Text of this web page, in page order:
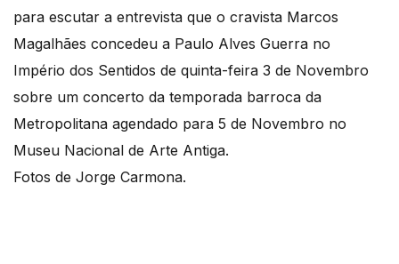
para escutar a entrevista que o cravista Marcos
Magalhães concedeu a Paulo Alves Guerra no
Império dos Sentidos de quinta-feira 3 de Novembro
sobre um concerto da temporada barroca da
Metropolitana agendado para 5 de Novembro no
Museu Nacional de Arte Antiga.
Fotos de Jorge Carmona.